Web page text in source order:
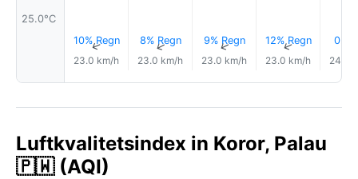
25.0°C
10% Regn
↑
23.0 km/h
8% Regn
↑
23.0 km/h
9% Regn
↑
23.0 km/h
12% Regn
↑
23.0 km/h
0.0
24.0
Luftkvalitetsindex in Koror, Palau
🇵🇼 (AQI)